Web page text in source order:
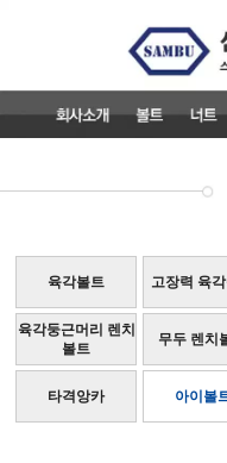
육각볼트 고장력 육
육각둥근머리 렌치
볼트
무두 렌치
타격앙카 아이볼